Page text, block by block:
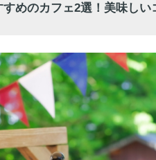
めのカフェ2選！美味しい